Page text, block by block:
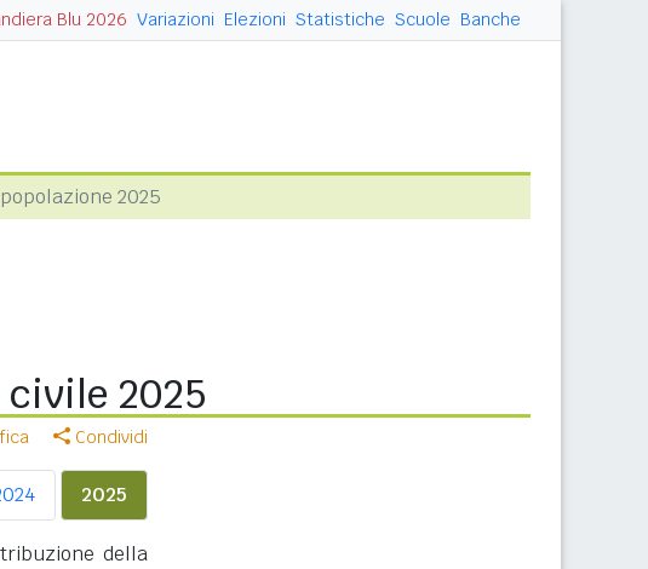
Blu 2026 Variazioni Elezioni Statistiche Scuole Banche
2025
civile 2025
Condividi
2025
della